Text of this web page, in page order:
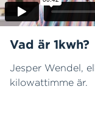
Vad är 1kwh?
Jesper Wendel,
kilowattimme är.